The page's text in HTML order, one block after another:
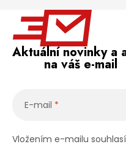
Aktuální novinky a
na váš e-mail
E-mail
Vložením e-mailu